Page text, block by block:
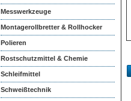
Messwerkzeuge
Montagerollbretter & Rollhocker
Polieren
Rostschutzmittel & Chemie
Schleifmittel
Schweißtechnik